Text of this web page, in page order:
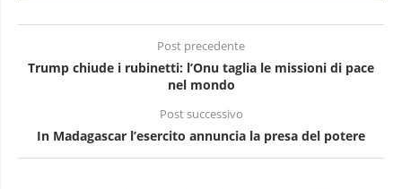
Post precedente
Trump chiude i rubinetti: l’Onu taglia le missioni di pace
nel mondo
Post successivo
In Madagascar l’esercito annuncia la presa del potere